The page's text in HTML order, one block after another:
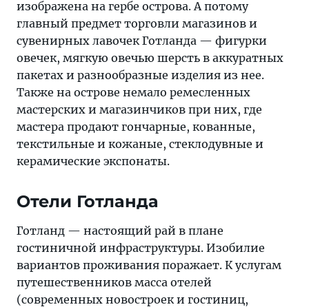
изображена на гербе острова. А потому
главный предмет торговли магазинов и
сувенирных лавочек Готланда — фигурки
овечек, мягкую овечью шерсть в аккуратных
пакетах и разнообразные изделия из нее.
Также на острове немало ремесленных
мастерских и магазинчиков при них, где
мастера продают гончарные, кованные,
текстильные и кожаные, стеклодувные и
керамические экспонаты.
Отели Готланда
Готланд — настоящий рай в плане
гостиничной инфраструктуры. Изобилие
вариантов проживания поражает. К услугам
путешественников масса отелей
(современных новостроек и гостиниц,